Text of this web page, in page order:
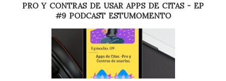
PRO Y CONTRAS DE USAR APPS DE CITAS - EP
#9 PODCAST ESTUMOMENTO